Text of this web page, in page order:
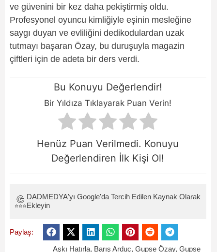
ve güvenini bir kez daha pekiştirmiş oldu.
Profesyonel oyuncu kimliğiyle eşinin mesleğine
saygı duyan ve evliliğini dedikodulardan uzak
tutmayı başaran Özay, bu duruşuyla magazin
çiftleri için de adeta bir ders verdi.
Bu Konuyu Değerlendir!
Bir Yıldıza Tıklayarak Puan Verin!
Henüz Puan Verilmedi. Konuyu
Değerlendiren İlk Kişi Ol!
DADMEDYA'yı Google'da Tercih Edilen Kaynak Olarak
Ekleyin
Paylaş:
Aşkı Hatırla, Barış Arduç,Gupse Özay,Gupse